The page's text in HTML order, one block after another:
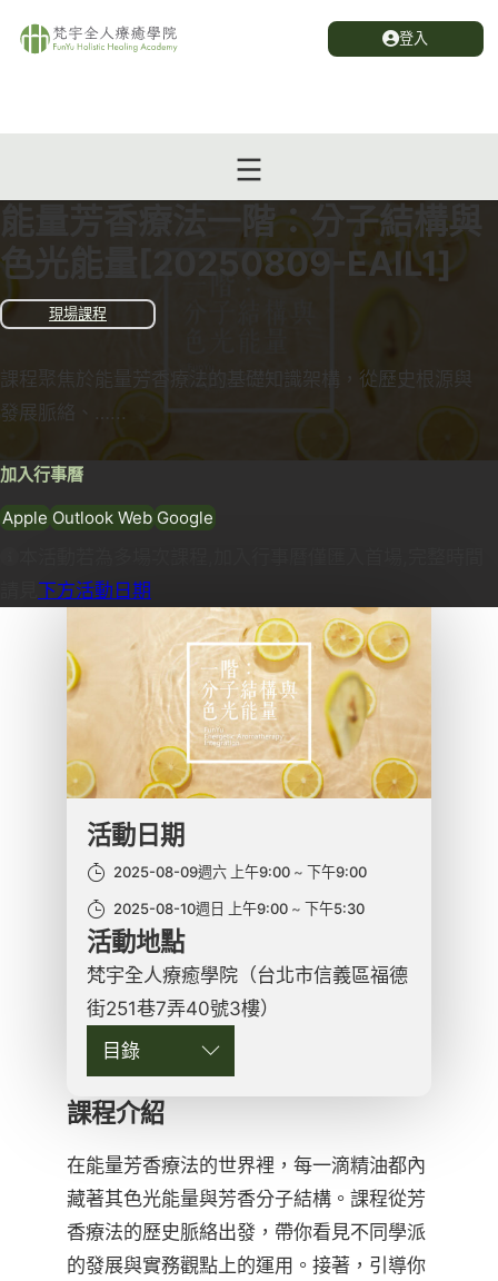
登入
能量芳香療法一階：分子結構與
色光能量[20250809-EAIL1]
現場課程
課程聚焦於能量芳香療法的基礎知識架構，從歷史根源與
發展脈絡、…...
加入行事曆
Apple Outlook Web Google
下方活動日期
課程介紹
在能量芳香療法的世界裡，每一滴精油都內
藏著其色光能量與芳香分子結構。課程從芳
香療法的歷史脈絡出發，帶你看見不同學派
的發展與實務觀點上的運用。接著，引導你
活動日期
2025-08-09週六 上午9:00 下午9:00
2025-08-10週日 上午9:00 下午5:30
活動地點
梵宇全人療癒學院（台北市信義區福德
街251巷7弄40號3樓）
目錄